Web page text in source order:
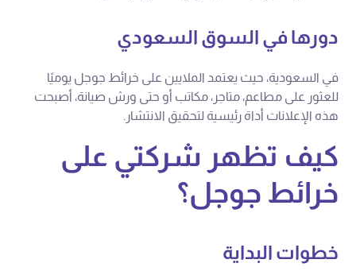
دورها في السوق السعودي
في السعودية، حيث يعتمد الملايين على خرائط جوجل يوميًا
للعثور على مطاعم، متاجر، مكاتب أو حتى ورش صيانة، أصبحت
هذه الإعلانات أداة رئيسية لتحقيق الانتشار.
كيف تظهر شركتي على
خرائط جوجل؟
خطوات البداية